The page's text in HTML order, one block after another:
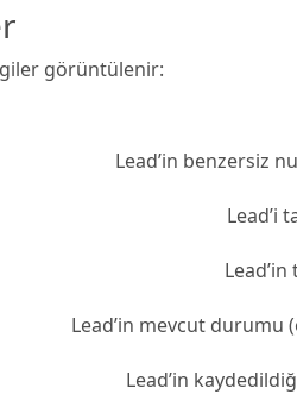
görüntülenir:
Lead’in benzersiz
Lead’i
Lead’in mevcut durumu
Lead’in